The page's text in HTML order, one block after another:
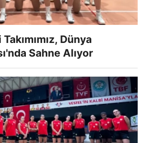
Dünya
Sahne Alıyor